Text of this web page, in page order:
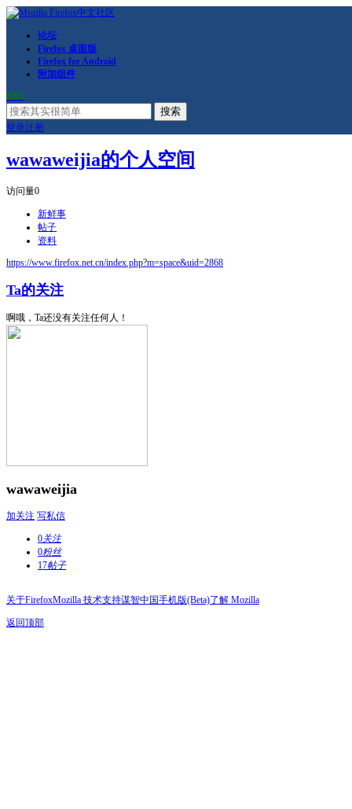
论坛
Firefox 桌面版
Firefox for Android
附加组件
RSS
搜索
登录注册
wawaweijia的个人空间
访问量0
新鲜事
帖子
资料
https://www.firefox.net.cn/index.php?m=space&uid=2868
Ta的关注
啊哦，Ta还没有关注任何人！
wawaweijia
加关注 写私信
0关注
0粉丝
17帖子
关于FirefoxMozilla 技术支持谋智中国手机版(Beta)了解 Mozilla
返回顶部